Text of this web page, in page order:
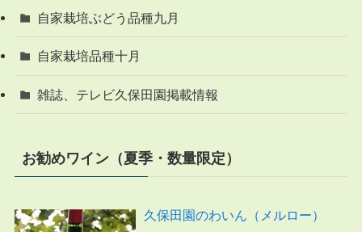
自家栽培ぶどう品種九月
自家栽培品種十月
雑誌、テレビ久保田園掲載情報
お勧めワイン（夏季・数量限定）
久保田園のわいん（メルロー）